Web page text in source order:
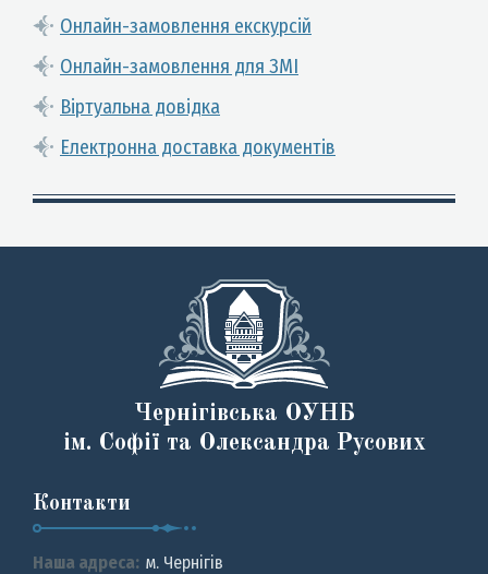
Онлайн-замовлення екскурсій
Онлайн-замовлення для ЗМІ
Віртуальна довідка
Електронна доставка документів
Чернігівська ОУНБ
ім. Софії та Олександра Русових
Контакти
Наша адреса: м. Чернiгiв